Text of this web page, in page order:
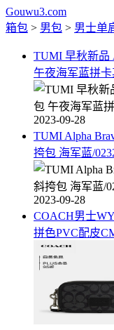
Gouwu3.com
箱包 > 男包 > 男士单
TUMI 早秋新品
午夜海军蓝拼卡
2023-09-28
TUMI Alpha
挎包 海军蓝/
2023-09-28
COACH男士
拼色PVC配皮